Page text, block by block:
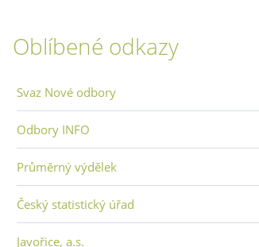
Oblíbené odkazy
Svaz Nové odbory
Odbory INFO
Průměrný výdělek
Český statistický úřad
Javořice, a.s.